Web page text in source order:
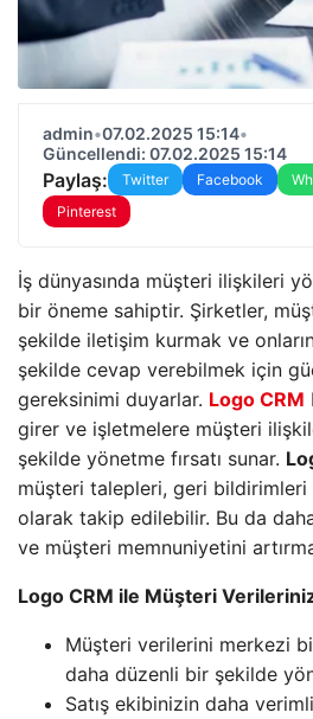
admin•07.02.2025 15:14•
Güncellendi: 07.02.2025 15:14
Paylaş: Twitter Facebook
Pinterest
İş dünyasında müşteri ilişkileri
bir öneme sahiptir. Şirketler,
şekilde iletişim kurmak ve
şekilde cevap verebilmek için
gereksinimi duyarlar. Logo CRM
girer ve işletmelere müşteri
şekilde yönetme fırsatı sunar.
müşteri talepleri, geri bildirimleri
olarak takip edilebilir. Bu da daha
ve müşteri memnuniyetini
Logo CRM ile Müşteri
Müşteri verilerini merkezi
daha düzenli bir şekilde
Satış ekibinizin daha